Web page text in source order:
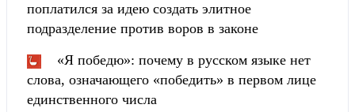
поплатился за идею создать элитное
подразделение против воров в законе
«Я победю»: почему в русском языке нет
слова, означающего «победить» в первом лице
единственного числа